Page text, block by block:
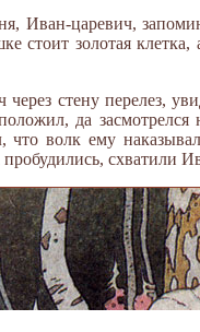
Иван-царевич,
стоит золотая
через стену перелез,
да
что волк ему
пробудились, схватили